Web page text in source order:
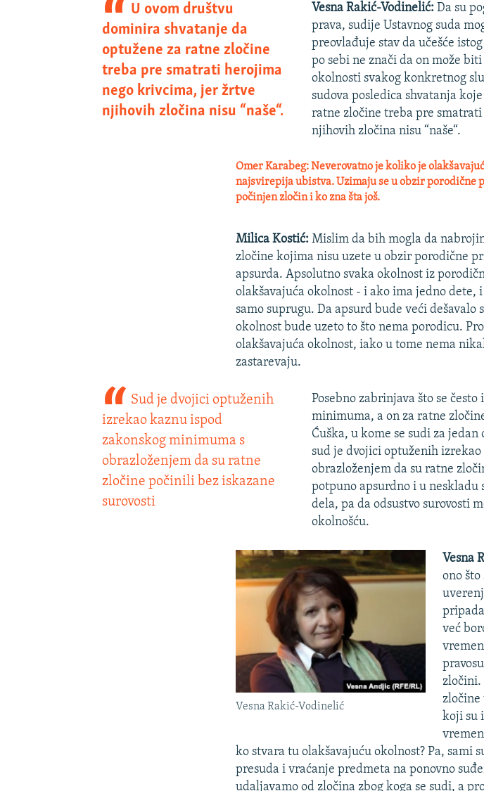
U ovom društvu
dominira shvatanje da
optužene za ratne zločine
treba pre smatrati herojima
nego krivcima, jer žrtve
njihovih zločina nisu “naše“.
Vesna Rakić-Vodinelić: Da su
prava, sudije Ustavnog suda
preovlađuje stav da učešće
po sebi ne znači da on može
okolnosti svakog konkretnog
sudova posledica shvatanja
ratne zločine treba pre
njihovih zločina nisu “naše“.
Omer Karabeg:Neverovatno je koliko je
najsvirepija ubistva. Uzimaju se u obzir porodične
počinjen zločin i ko zna šta još.
Milica Kostić: Mislim da bih mogla da
zločine kojima nisu uzete u obzir porodične
apsurda. Apsolutno svaka okolnost iz
olakšavajuća okolnost - i ako ima jedno dete,
samo suprugu. Da apsurd bude veći dešavalo
okolnost bude uzeto to što nema porodicu.
olakšavajuća okolnost, iako u tome nema
zastarevaju.
Sud je dvojici optuženih
izrekao kaznu ispod
zakonskog minimuma s
obrazloženjem da su ratne
zločine počinili bez iskazane
surovosti
Posebno zabrinjava što se
minimuma, a on za ratne
Ćuška, u kome se sudi za
sud je dvojici optuženih
obrazloženjem da su ratne
potpuno apsurdno i u neskladu
dela, pa da odsustvo surovosti
okolnošću.
Vesna Rakić-Vodinelić
Vesna
ono
već
zločini.
koji su
ko stvara tu olakšavajuću okolnost? Pa, sami
presuda i vraćanje predmeta na ponovno
udaljavamo od zločina zbog koga se sudi, a